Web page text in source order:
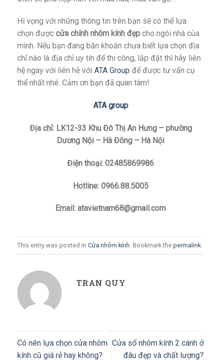
Hi vọng với những thông tin trên bạn sẽ có thể lựa
chọn được cửa chính nhôm kính đẹp cho ngôi nhà của
mình. Nếu bạn đang băn khoăn chưa biết lựa chọn địa
chỉ nào là địa chỉ uy tín để thi công, lắp đặt thì hãy liên
hệ ngay với liên hệ với ATA Group để được tư vấn cụ
thể nhất nhé. Cảm ơn bạn đã quan tâm!
ATA group
Địa chỉ: LK12-33 Khu Đô Thị An Hưng – phường
Dương Nội – Hà Đông – Hà Nội
Điện thoại: 02485869986
Hotline: 0966.88.5005
Email: atavietnam68@gmail.com
This entry was posted in Cửa nhôm kính . Bookmark the permalink
TRAN QUY
Có nên lựa chọn cửa nhôm
kính cũ giá rẻ hay không?
Cửa sổ nhôm kính 2 cánh ở
đâu đẹp và chất lượng?